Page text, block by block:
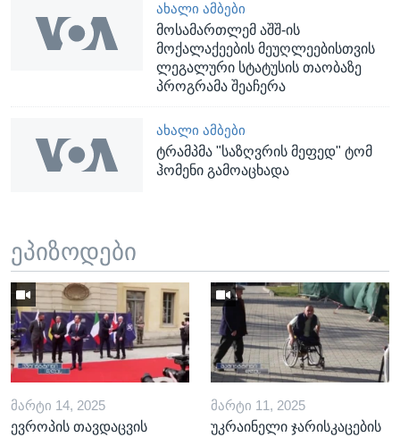
ᲐᲮᲐᲚᲘ ᲐᲛᲑᲔᲑᲘ
მოსამართლემ აშშ-ის
მოქალაქეების მეუღლეებისთვის
ლეგალური სტატუსის თაობაზე
პროგრამა შეაჩერა
ᲐᲮᲐᲚᲘ ᲐᲛᲑᲔᲑᲘ
ტრამპმა "საზღვრის მეფედ" ტომ
ჰომენი გამოაცხადა
ეპიზოდები
ᲛᲐᲠᲢᲘ 14, 2025
ევროპის თავდაცვის
ᲛᲐᲠᲢᲘ 11, 2025
უკრაინელი ჯარისკაცების